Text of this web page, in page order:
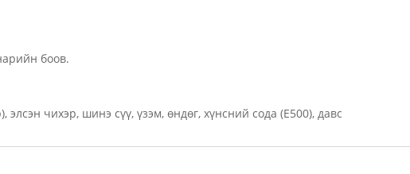
боов.
чихэр, шинэ сүү, үзэм, өндөг, хүнсний сода (Е500), давс